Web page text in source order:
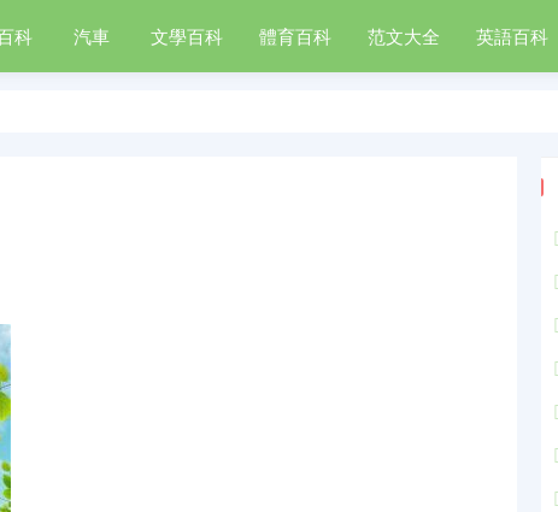
科 汽車 文學百科 體育百科 范文大全 英語百科